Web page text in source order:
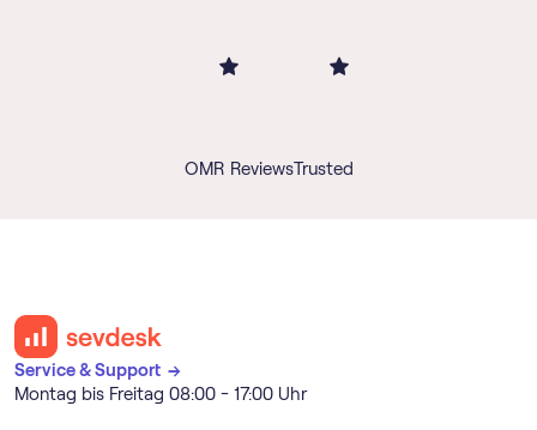
OMR ReviewsTrusted
Service & Support →
Montag bis Freitag 08:00 - 17:00 Uhr